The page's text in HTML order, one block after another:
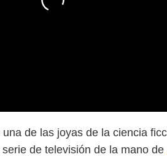
de las joyas de la ciencia
de televisión de la mano de